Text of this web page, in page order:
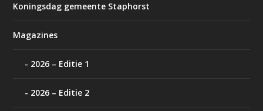
Koningsdag gemeente Staphorst
Magazines
2026 – Editie 1
2026 – Editie 2